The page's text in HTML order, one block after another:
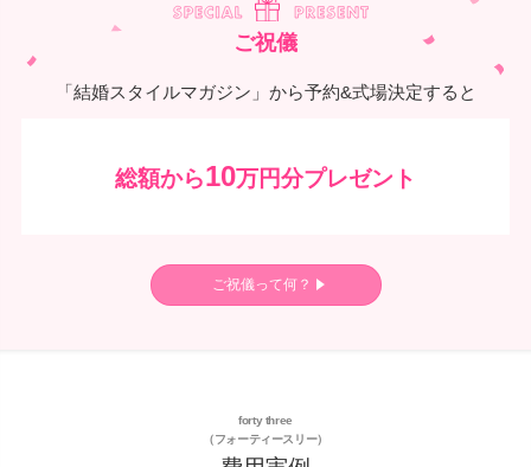
ご祝儀
「結婚スタイルマガジン」から予約&式場決定すると
総額から10万円分プレゼント
ご祝儀って何？
forty three
（フォーティースリー）